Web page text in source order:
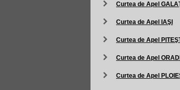
Curtea de Apel
Curtea de Apel IAŞI
Curtea de Apel
Curtea de Apel
Curtea de Apel